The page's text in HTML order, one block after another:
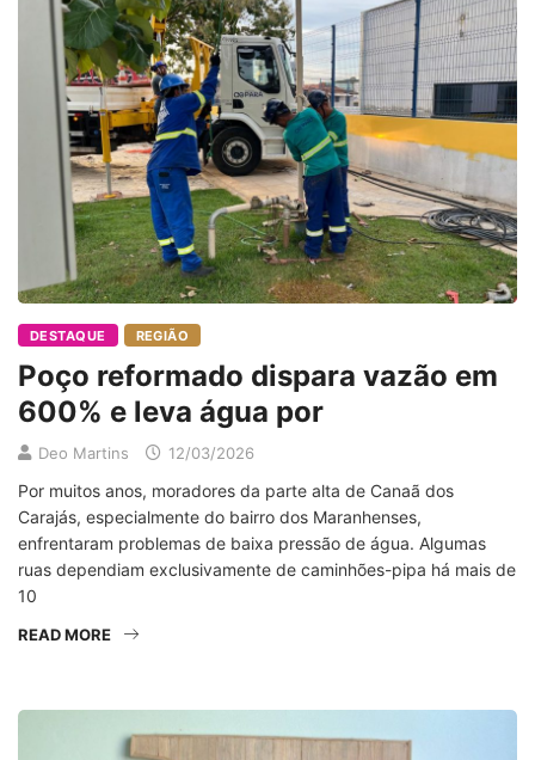
DESTAQUE REGIÃO
Poço reformado dispara vazão em
600% e leva água por
Deo Martins 12/03/2026
Por muitos anos, moradores da parte alta de Canaã dos
Carajás, especialmente do bairro dos Maranhenses,
enfrentaram problemas de baixa pressão de água. Algumas
ruas dependiam exclusivamente de caminhões-pipa há mais de
10
READ MORE